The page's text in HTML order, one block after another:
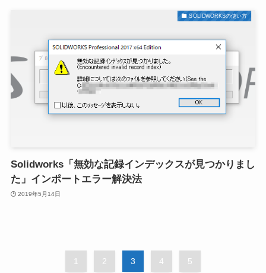
SOLIDWORKSの使い方
Solidworks「無効な記録インデックスが見つかりまし
た」インポートエラー解決法
2019年5月14日
1 2 3 4 5